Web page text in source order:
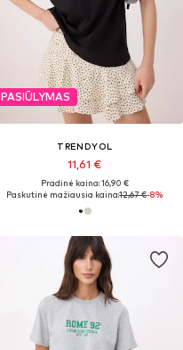
PASIŪLYMAS
TRENDYOL
11,61 €
Pradinė kaina: 16,90 €
Paskutinė mažiausia kaina:12,67 €-8%